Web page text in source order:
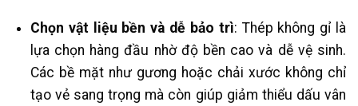
Chọn vật liệu bền và dễ bảo trì: Thép không gỉ là
lựa chọn hàng đầu nhờ độ bền cao và dễ vệ sinh.
Các bề mặt như gương hoặc chải xước không chỉ
tạo vẻ sang trọng mà còn giúp giảm thiểu dấu vân